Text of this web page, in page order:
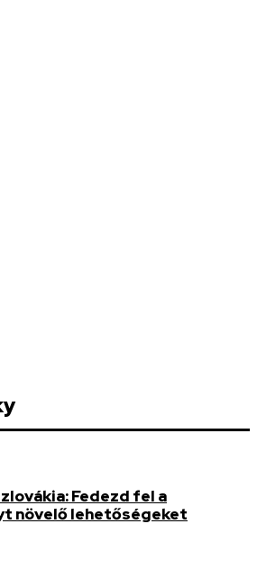
Fedezd fel a
növelő lehetőségeket